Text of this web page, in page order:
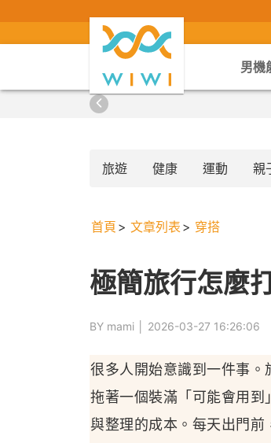
男機
旅遊 健康 運動 親
首頁 文章列表 穿搭
極簡旅行怎麼
BY mami │ 2026-03-27 16:26:06
很多人開始意識到一件事。
拖著一個裝滿「可能會用
與整理的成本。每天出門